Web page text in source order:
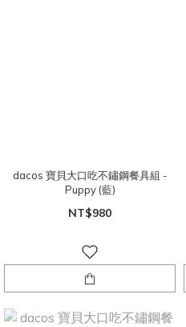
dacos 寶貝大口吃不鏽鋼餐具組 -
Puppy (藍)
NT$980